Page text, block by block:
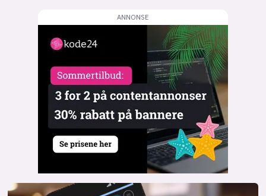
lys modus
nyhetsbrev
kode24-klubben
LinkedIn
Bluesky
Facebook